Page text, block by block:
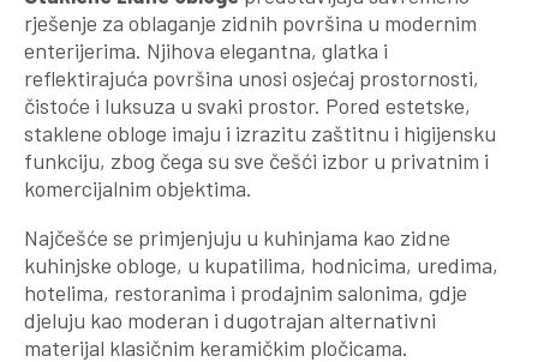
rješenje za oblaganje zidnih površina u modernim
enterijerima. Njihova elegantna, glatka i
reflektirajuća površina unosi osjećaj prostornosti,
čistoće i luksuza u svaki prostor. Pored estetske,
staklene obloge imaju i izrazitu zaštitnu i higijensku
funkciju, zbog čega su sve češći izbor u privatnim i
komercijalnim objektima.
Najčešće se primjenjuju u kuhinjama kao zidne
kuhinjske obloge, u kupatilima, hodnicima, uredima,
hotelima, restoranima i prodajnim salonima, gdje
djeluju kao moderan i dugotrajan alternativni
materijal klasičnim keramičkim pločicama.